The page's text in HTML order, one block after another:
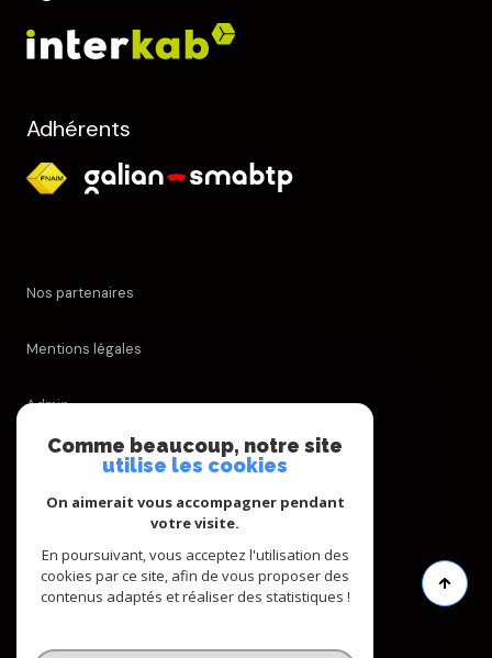
Adhérents
Nos partenaires
Mentions légales
Admin
Nos honoraires
Cookies
© 2026 | Tous droits réservés
Comme beaucoup, notre site
utilise les cookies
On aimerait vous accompagner pendant
votre visite.
En poursuivant, vous acceptez l'utilisation des
cookies par ce site, afin de vous proposer des
contenus adaptés et réaliser des statistiques !